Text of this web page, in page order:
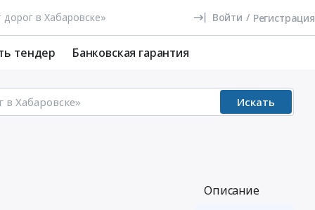
Войти / Регистрация
тендер Банковская гарантия
Искать
Описание